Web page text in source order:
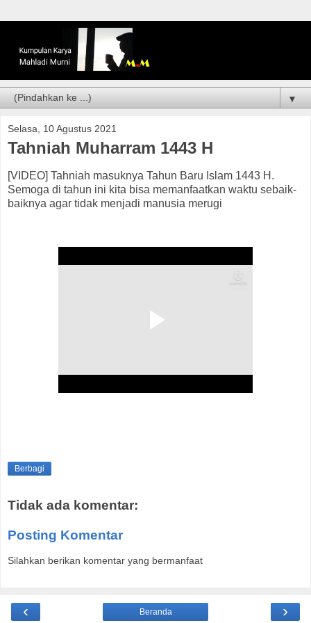
▼
Selasa, 10 Agustus 2021
Tahniah Muharram 1443 H
[VIDEO] Tahniah masuknya Tahun Baru Islam 1443 H.
Semoga di tahun ini kita bisa memanfaatkan waktu sebaik-
baiknya agar tidak menjadi manusia merugi
Berbagi
Tidak ada komentar:
Posting Komentar
Silahkan berikan komentar yang bermanfaat
‹ ›
Beranda